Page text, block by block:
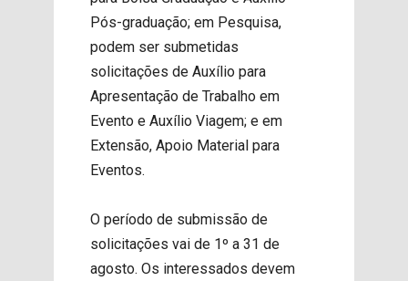
Pós-graduação; em Pesquisa,
podem ser submetidas
solicitações de Auxílio para
Apresentação de Trabalho em
Evento e Auxílio Viagem; e em
Extensão, Apoio Material para
Eventos.
O período de submissão de
solicitações vai de 1º a 31 de
agosto. Os interessados devem